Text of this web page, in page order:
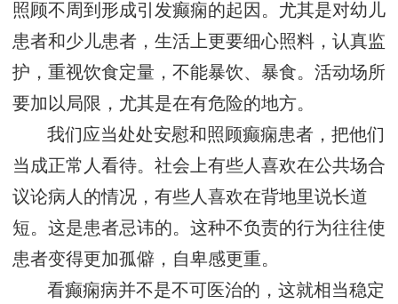
照顾不周到形成引发癫痫的起因。尤其是对幼儿
患者和少儿患者，生活上更要细心照料，认真监
护，重视饮食定量，不能暴饮、暴食。活动场所
要加以局限，尤其是在有危险的地方。
我们应当处处安慰和照顾癫痫患者，把他们
当成正常人看待。社会上有些人喜欢在公共场合
议论病人的情况，有些人喜欢在背地里说长道
短。这是患者忌讳的。这种不负责的行为往往使
患者变得更加孤僻，自卑感更重。
看癫痫病并不是不可医治的，这就相当稳定